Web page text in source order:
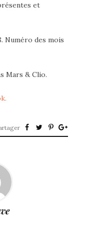
et
Numéro des mois
Mars & Clio.